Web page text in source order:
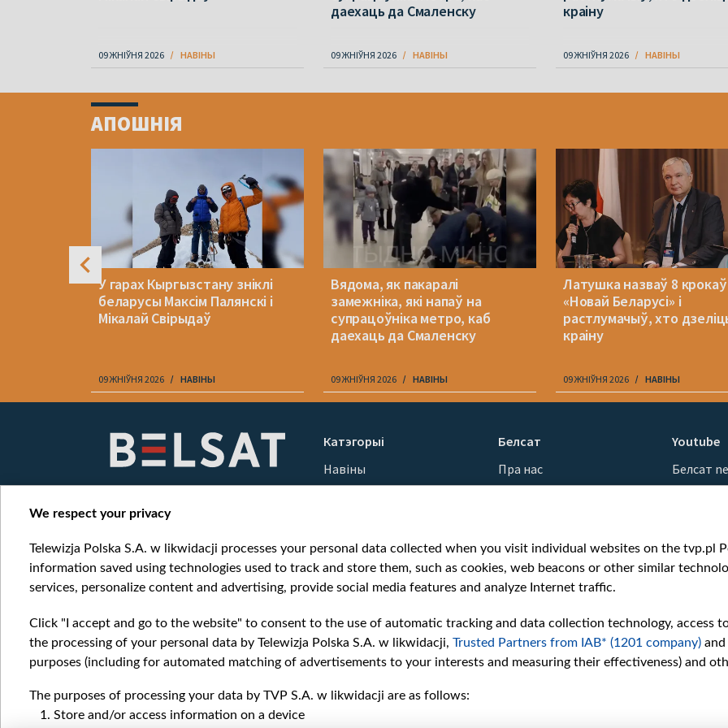
09 ЖНІЎНЯ 2026 НАВІНЫ
даехаць да Смаленску
09 ЖНІЎНЯ 2026 НАВІНЫ
краіну
09 ЖНІЎНЯ 2026 НАВІНЫ
ofАПОШНІЯ
У гарах Кыргызстану зніклі
беларусы Максім Палянскі і
Мікалай Свірыдаў
09 ЖНІЎНЯ 2026 НАВІНЫ
Вядома, як пакаралі
замежніка, які напаў на
супрацоўніка метро, каб
даехаць да Смаленску
09 ЖНІЎНЯ 2026 НАВІНЫ
Латушка назваў 8
«Новай Беларусі» і
растлумачыў, хто
краіну
09 ЖНІЎНЯ 2026 НАВІНЫ
Катэгорыі
Навіны
Вайна
Белсат
Пра нас
Кантакты
Як нас глядзець
Узнагароды
Міжнародная супраца
Ціск з боку ўладаў
Беларусі
Як нас падтрымаць
Youtube
Белсат
Белсат
Belsat
Biełsat PL
Белсат
Белсат
Белсат
We respect your privacy
Telewizja Polska S.A. w likwidacji processes your personal data collected when you visit individual websites on the tvp.pl
information saved using technologies used to track and store them, such as cookies, web beacons or other similar
services, personalize content and advertising, provide social media features and analyze Internet traffic.
Click "I accept and go to the website" to consent to the use of automatic tracking and data collection technology, access
the processing of your personal data by Telewizja Polska S.A. w likwidacji, Trusted Partners from IAB* (1201 company)
purposes (including for automated matching of advertisements to your interests and measuring their effectiveness) and
The purposes of processing your data by TVP S.A. w likwidacji are as follows:
Store and/or access information on a device